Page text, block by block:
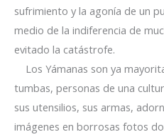
sufrimiento y la agonía de un
medio de la indiferencia de
evitado la catástrofe.
Los Yámanas son ya
tumbas, personas de una
sus utensilios, sus armas,
imágenes en borrosas fotos